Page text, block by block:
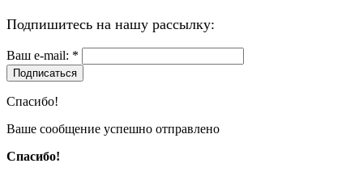
Подпишитесь на нашу рассылку:
Ваш e-mail: *
Подписаться
Спасибо!
Ваше сообщение успешно отправлено
Спасибо!